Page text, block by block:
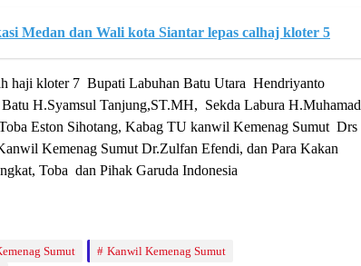
Medan dan Wali kota Siantar lepas calhaj kloter 5
haji kloter 7 Bupati Labuhan Batu Utara Hendriyanto
H.Syamsul Tanjung,ST.MH, Sekda Labura H.Muhamad
Eston Sihotang, Kabag TU kanwil Kemenag Sumut Drs
Kemenag Sumut Dr.Zulfan Efendi, dan Para Kakan
Toba dan Pihak Garuda Indonesia
Sumut
Kanwil Kemenag Sumut